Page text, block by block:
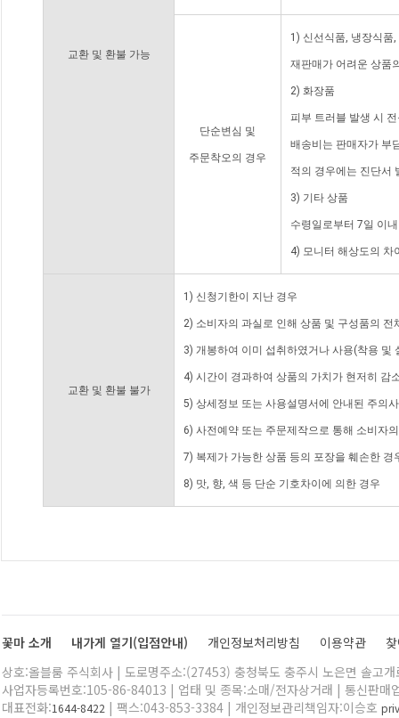
교환 및 환불 가능
단순변심 및
주문착오의 경우
1) 신선식품, 냉장식품
재판매가 어려운 상품
2) 화장품
피부 트러블 발생 시
배송비는 판매자가 부
적의 경우에는 진단서
3) 기타 상품
수령일로부터 7일 이
4) 모니터 해상도의 차
교환 및 환불 불가
1) 신청기한이 지난 경우
2) 소비자의 과실로 인해 상품 및 구성품의
3) 개봉하여 이미 섭취하였거나 사용(착용 및
4) 시간이 경과하여 상품의 가치가 현저히 감
5) 상세정보 또는 사용설명서에 안내된 주의
6) 사전예약 또는 주문제작으로 통해 소비자
7) 복제가 가능한 상품 등의 포장을 훼손한 경
8) 맛, 향, 색 등 단순 기호차이에 의한 경우
꽃마 소개 내가게 열기(입점안내) 개인정보처리방침 이용약관
상호:올블룸 주식회사 | 도로명주소:(27453) 충청북도 충주시 노은면 솔고
사업자등록번호:105-86-84013 | 업태 및 종목:소매/전자상거래 | 통신판매
대표전화:1644-8422 | 팩스:043-853-3384 | 개인정보관리책임자:이승호